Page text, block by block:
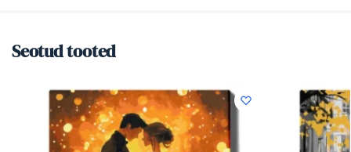
Seotud tooted